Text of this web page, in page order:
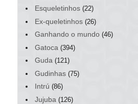
Esqueletinhos (22)
Ex-queletinhos (26)
Ganhando o mundo (46)
Gatoca (394)
Guda (121)
Gudinhas (75)
Intrú (86)
Jujuba (126)